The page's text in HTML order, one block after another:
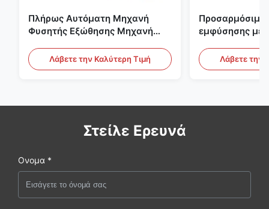
Πλήρως Αυτόματη Μηχανή
Φυσητής Εξώθησης Μηχανή
Λάβετε την Καλύτερη Τιμή
Προσαρμόσιμη
εμφύσησης με
Αυτόματος
εμφύσησης
Λάβετε την
Στείλε Ερευνά
Ονομα *